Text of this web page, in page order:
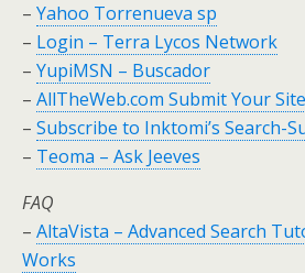
– Yahoo Torrenueva sp
– Login – Terra Lycos Network
– YupiMSN – Buscador
– AllTheWeb.com Submit Your Site
– Subscribe to Inktomi’s Search-
– Teoma – Ask Jeeves
FAQ
– AltaVista – Advanced Search
Works